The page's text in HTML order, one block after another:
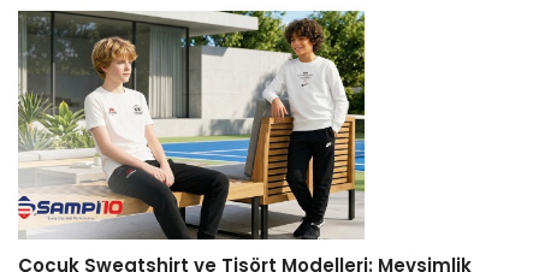
Çocuk Sweatshirt ve Tişört Modelleri: Mevsimlik